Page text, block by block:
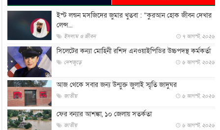
ইস্ট লন্ডন মসজিদের জুমার খুতবা : “কুরআন হোক জীবন দেখার
লেন্স...
ইসলাম ও জীবন ৭ আগস্ট, ২০২৬
সিলেটের কন্যা মোহিনী রশিদ এনওয়াইপিডির উচ্চপদস্থ কর্মকর্তা
দেশজুড়ে ৬ আগস্ট, ২০২৬
আজ থেকে সবার জন্য উন্মুক্ত জুলাই স্মৃতি জাদুঘর
জাতীয় ৬ আগস্ট, ২০২৬
ফের বন্যার আশঙ্কা, ১০ জেলায় সতর্কতা
জাতীয় ৬ আগস্ট, ২০২৬